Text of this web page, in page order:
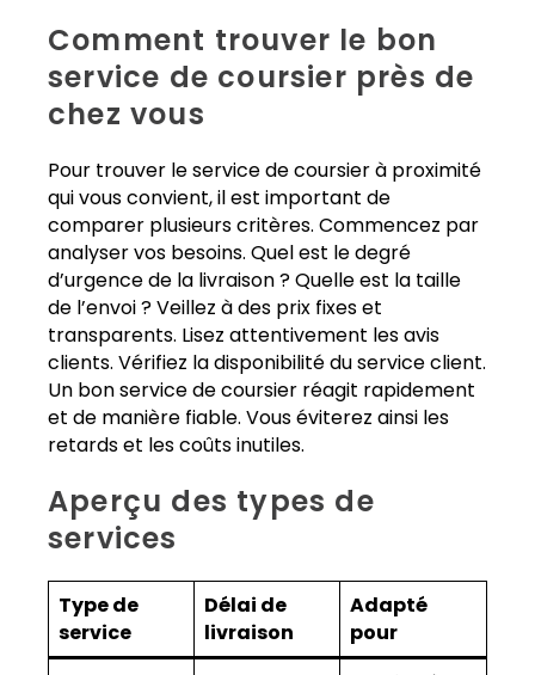
Comment trouver le bon
service de coursier près de
chez vous
Pour trouver le service de coursier à proximité
qui vous convient, il est important de
comparer plusieurs critères. Commencez par
analyser vos besoins. Quel est le degré
d’urgence de la livraison ? Quelle est la taille
de l’envoi ? Veillez à des prix fixes et
transparents. Lisez attentivement les avis
clients. Vérifiez la disponibilité du service client.
Un bon service de coursier réagit rapidement
et de manière fiable. Vous éviterez ainsi les
retards et les coûts inutiles.
Aperçu des types de
services
Type de
service
Délai de
livraison
Adapté
pour